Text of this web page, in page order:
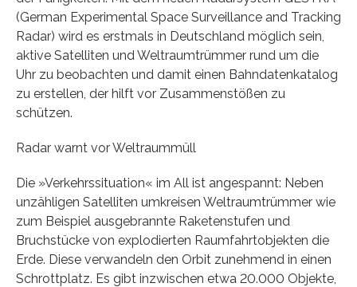
(German Experimental Space Surveillance and Tracking
Radar) wird es erstmals in Deutschland möglich sein,
aktive Satelliten und Weltraumtrümmer rund um die
Uhr zu beobachten und damit einen Bahndatenkatalog
zu erstellen, der hilft vor Zusammenstößen zu
schützen.
Radar warnt vor Weltraummüll
Die »Verkehrssituation« im All ist angespannt: Neben
unzähligen Satelliten umkreisen Weltraumtrümmer wie
zum Beispiel ausgebrannte Raketenstufen und
Bruchstücke von explodierten Raumfahrtobjekten die
Erde. Diese verwandeln den Orbit zunehmend in einen
Schrottplatz. Es gibt inzwischen etwa 20.000 Objekte,